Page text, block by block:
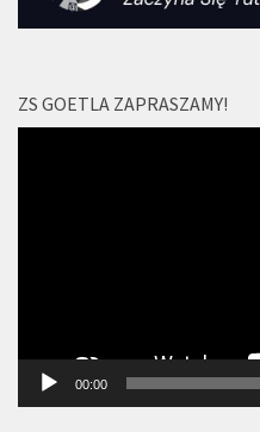
ZS GOETLA ZAPRASZAMY!
00:00